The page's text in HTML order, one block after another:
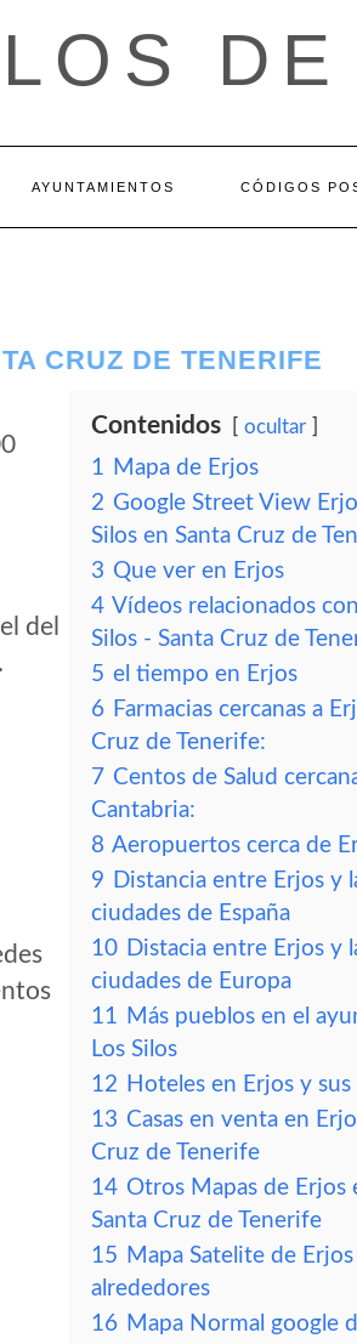
AYUNTAMIENTOS CÓDIGOS
CRUZ DE TENERIFE
del
Contenidos ocultar
1 Mapa de Erjos
2 Google Street View
Silos en Santa Cruz de
3 Que ver en Erjos
4 Vídeos relacionados
Silos - Santa Cruz de
5 el tiempo en Erjos
6 Farmacias cercanas a
Cruz de Tenerife:
7 Centos de Salud
Cantabria:
8 Aeropuertos cerca de
9 Distancia entre Erjos y
ciudades de España
10 Distacia entre Erjos y
ciudades de Europa
11 Más pueblos en el
Los Silos
12 Hoteles en Erjos y
13 Casas en venta en
Cruz de Tenerife
14 Otros Mapas de Erjos
Santa Cruz de Tenerife
15 Mapa Satelite de
alrededores
16 Mapa Normal google